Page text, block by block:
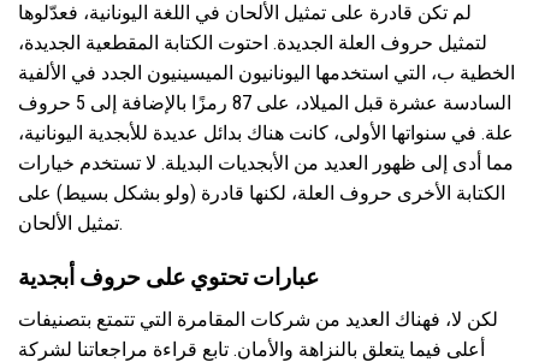
لم تكن قادرة على تمثيل الألحان في اللغة اليونانية، فعدّلوها
لتمثيل حروف العلة الجديدة. احتوت الكتابة المقطعية الجديدة،
الخطية ب، التي استخدمها اليونانيون الميسينيون الجدد في الألفية
السادسة عشرة قبل الميلاد، على 87 رمزًا بالإضافة إلى 5 حروف
علة. في سنواتها الأولى، كانت هناك بدائل عديدة للأبجدية اليونانية،
مما أدى إلى ظهور العديد من الأبجديات البديلة. لا تستخدم خيارات
الكتابة الأخرى حروف العلة، لكنها قادرة (ولو بشكل بسيط) على
تمثيل الألحان.
عبارات تحتوي على حروف أبجدية
لكن لا، فهناك العديد من شركات المقامرة التي تتمتع بتصنيفات
أعلى فيما يتعلق بالنزاهة والأمان. تابع قراءة مراجعاتنا لشركة